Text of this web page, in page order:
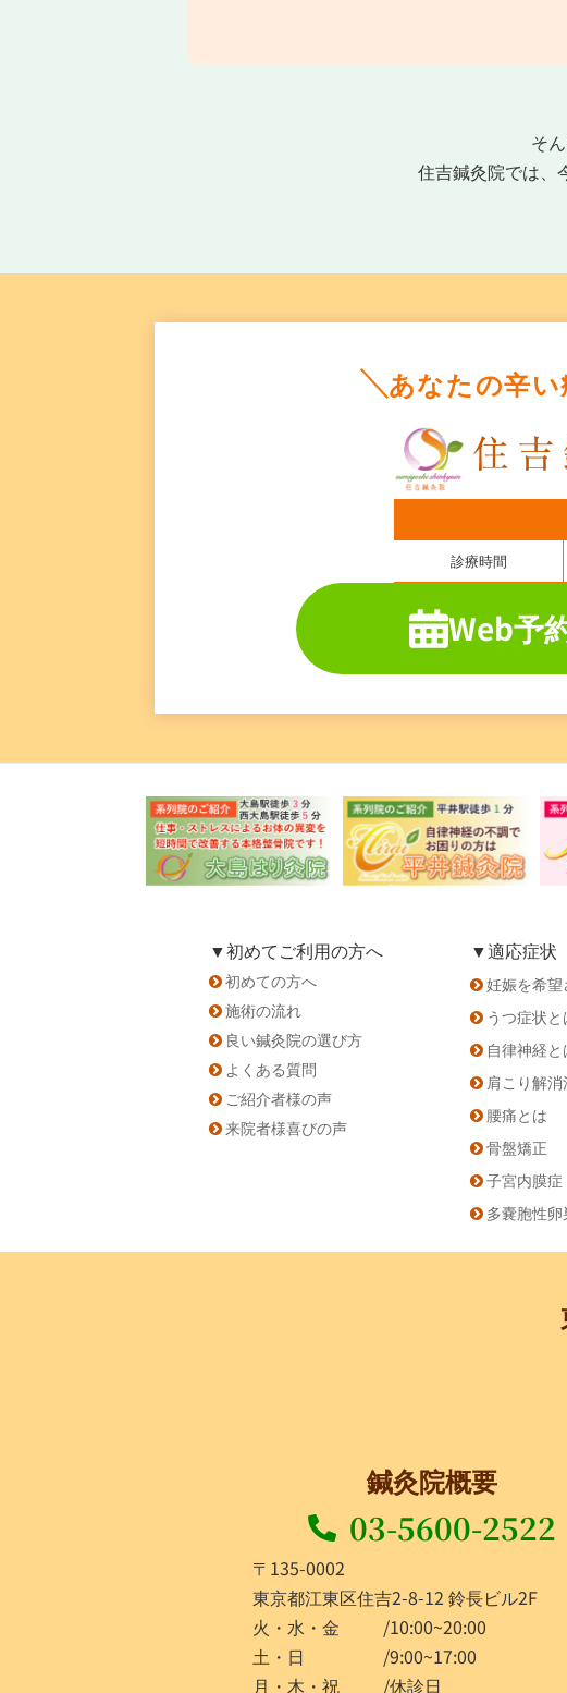
そ
住吉鍼灸院では、
あなたの辛
診療時間
Web予
▼初めてご利用の方へ
初めての方へ
施術の流れ
良い鍼灸院の選び方
よくある質問
ご紹介者様の声
来院者様喜びの声
▼適応症状
妊娠を希
うつ症状と
自律神経と
肩こり解消
腰痛とは
骨盤矯正
子宮内膜症
多嚢胞性
鍼灸院概要
03-5600-2522
〒135-0002
東京都江東区住吉2-8-12 鈴長ビル2F
火・水・金
/10:00~20:00
土・日
/9:00~17:00
月・木・祝
/休診日